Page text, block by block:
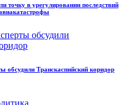
точку в урегулировании последствий
обсудили Транскаспийский коридор